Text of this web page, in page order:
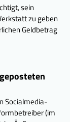
sein
zu geben
Geldbetrag
Socialmedia-
(im